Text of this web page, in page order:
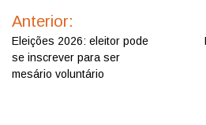
de
Anterior:
Eleições 2026: eleitor pode
se inscrever para ser
mesário voluntário